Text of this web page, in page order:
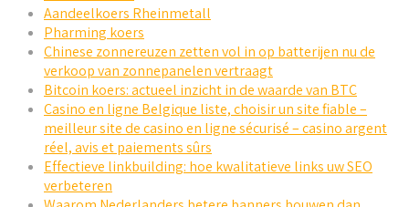
Aandeelkoers Rheinmetall
Pharming koers
Chinese zonnereuzen zetten vol in op batterijen nu de
verkoop van zonnepanelen vertraagt
Bitcoin koers: actueel inzicht in de waarde van BTC
Casino en ligne Belgique liste, choisir un site fiable –
meilleur site de casino en ligne sécurisé – casino argent
réel, avis et paiements sûrs
Effectieve linkbuilding: hoe kwalitatieve links uw SEO
verbeteren